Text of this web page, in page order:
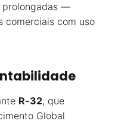
prolongadas —
comerciais com uso
R-32, que
Global